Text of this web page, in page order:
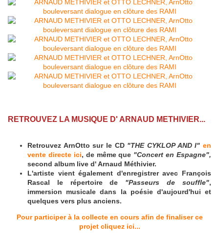
RETROUVEZ LA MUSIQUE D' ARNAUD METHIVIER...
Retrouvez ArnOtto sur le CD "THE CYKLOP AND I" en
vente directe ici, de même que "Concert en Espagne",
second album live d' Arnaud Méthivier.
L'artiste vient également d'enregistrer avec François
Rascal le répertoire de "Passeurs de souffle",
immersion musicale dans la poésie d'aujourd'hui et
quelques vers plus anciens.
Pour participer à la collecte en cours afin de finaliser ce
projet cliquez ici...